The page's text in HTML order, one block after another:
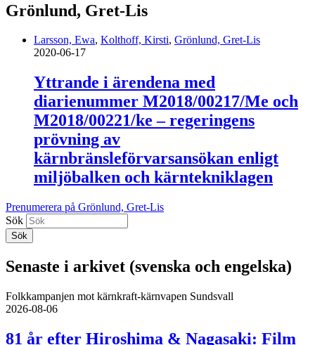
Grönlund, Gret-Lis
Larsson, Ewa, Kolthoff, Kirsti, Grönlund, Gret-Lis
2020-06-17
Yttrande i ärendena med
diarienummer M2018/00217/Me och
M2018/00221/ke – regeringens
prövning av
kärnbränsleförvarsansökan enligt
miljöbalken och kärntekniklagen
Prenumerera på Grönlund, Gret-Lis
Sök
Senaste i arkivet (svenska och engelska)
Folkkampanjen mot kärnkraft-kärnvapen Sundsvall
2026-08-06
81 år efter Hiroshima & Nagasaki: Film